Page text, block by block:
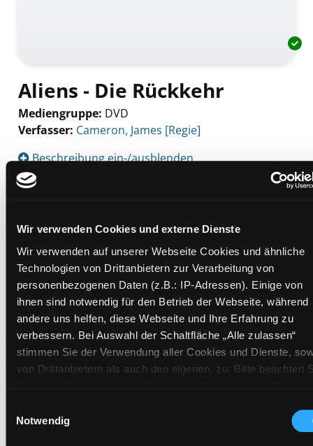
Wir verwenden Cookies und externe Dienste
Wir verwenden auf unserer Webseite Cookies und ähnliche
Technologien von Drittanbietern zur Verarbeitung von
personenbezogenen Daten (z.B.: IP-Adressen). Einige von
ihnen sind notwendig für den Betrieb der Webseite, während
andere uns helfen, diese Webseite und Ihre Erfahrung zu
verbessern. Bei Auswahl der Schaltfläche „Alle zulassen“
stimmen Sie der Verwendung aller Cookies und Dienste,
von Drittanbietern als auch den eigenen, zu. Bitte beachten
(Länder außerhalb des EWR ohne adäquates
Datenschutzniveau) stattfinden kann. In diesem
Notwendig
Aliens - Die Rückkehr
Mediengruppe: DVD
Verfasser: Suche nach diesem Verfasser
Cameron, James [Regie]
Beschreibung ein-/ausblenden
Mehr Informationen ein-/ausblenden
Exemplare
Zweigstelle:Mediathek
Signatur:TV.DU ALI
Standort 2:Ausleihe
Status: Verfügbar
Vorbestellungen: 0
Barcode: